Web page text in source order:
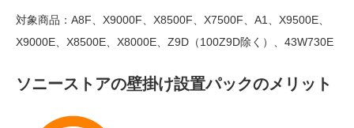
対象商品：A8F、X9000F、X8500F、X7500F、A1、X9500E、
X9000E、X8500E、X8000E、Z9D（100Z9D除く）、43W730E
ソニーストアの壁掛け設置パックのメリット